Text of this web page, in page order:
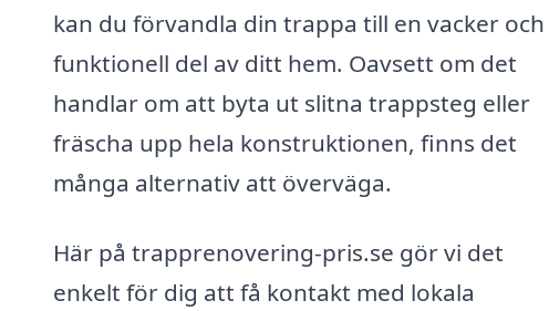
kan du förvandla din trappa till en vacker och
funktionell del av ditt hem. Oavsett om det
handlar om att byta ut slitna trappsteg eller
fräscha upp hela konstruktionen, finns det
många alternativ att överväga.
Här på trapprenovering-pris.se gör vi det
enkelt för dig att få kontakt med lokala